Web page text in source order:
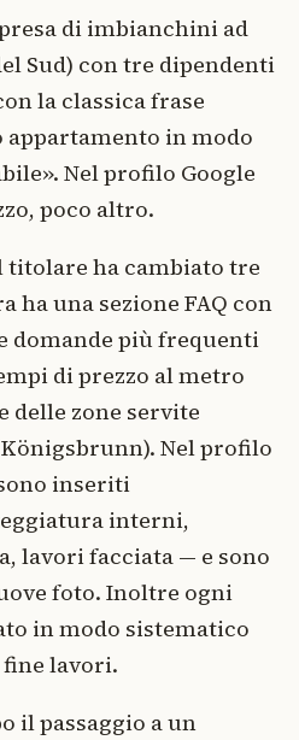
di imbianchini ad
Sud) con tre dipendenti
la classica frase
in modo
Nel profilo Google
poco altro.
titolare ha cambiato tre
ha una sezione FAQ con
domande più frequenti
di prezzo al metro
delle zone servite
Nel profilo
inseriti
interni,
lavori facciata — e sono
foto. Inoltre ogni
in modo sistematico
fine lavori.
il passaggio a un